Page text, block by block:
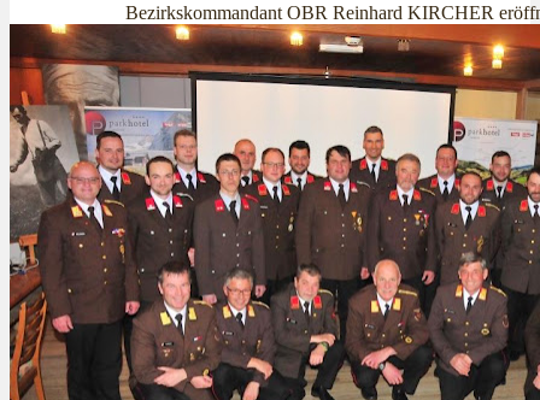
Bezirkskommandant OBR Reinhard KIRCHER